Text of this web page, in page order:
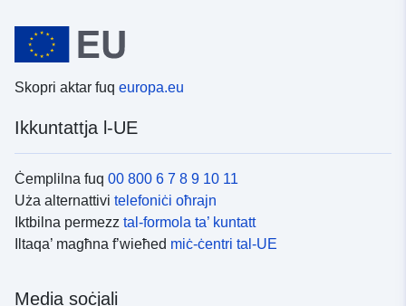
Skopri aktar fuq europa.eu
Ikkuntattja l-UE
Ċemplilna fuq 00 800 6 7 8 9 10 11
Uża alternattivi telefoniċi oħrajn
Iktbilna permezz tal-formola ta’ kuntatt
Iltaqa’ magħna f’wieħed miċ-ċentri tal-UE
Media soċjali